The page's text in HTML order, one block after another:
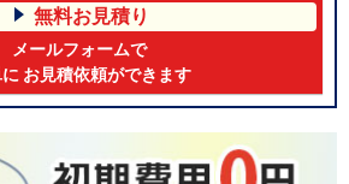
無料お見積り
メールフォームで
お見積依頼ができます